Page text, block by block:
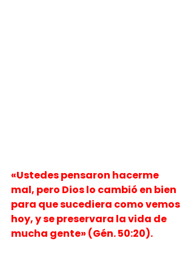
«Ustedes pensaron hacerme
mal, pero Dios lo cambió en bien
para que sucediera como vemos
hoy, y se preservara la vida de
mucha gente» (Gén. 50:20).